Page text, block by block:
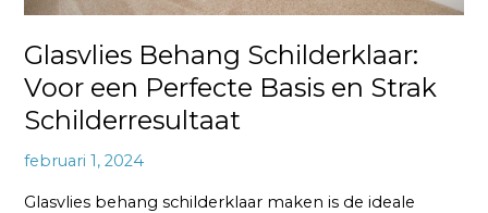
Glasvlies Behang Schilderklaar:
Voor een Perfecte Basis en Strak
Schilderresultaat
februari 1, 2024
Glasvlies behang schilderklaar maken is de ideale